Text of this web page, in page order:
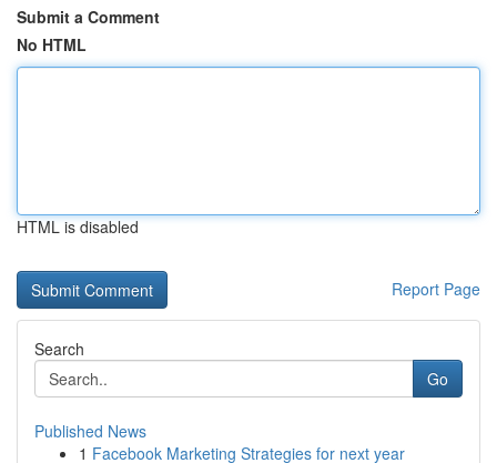
Submit a Comment
No HTML
HTML is disabled
Report Page
Search
Go
Published News
1 Facebook Marketing Strategies for next year